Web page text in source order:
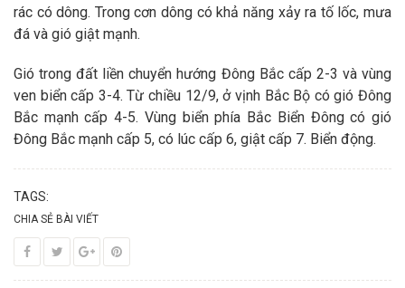
rác có dông. Trong cơn dông có khả năng xảy ra tố lốc, mưa
đá và gió giật mạnh.
Gió trong đất liền chuyển hướng Đông Bắc cấp 2-3 và vùng
ven biển cấp 3-4. Từ chiều 12/9, ở vịnh Bắc Bộ có gió Đông
Bắc mạnh cấp 4-5. Vùng biển phía Bắc Biển Đông có gió
Đông Bắc mạnh cấp 5, có lúc cấp 6, giật cấp 7. Biển động.
TAGS:
CHIA SẺ BÀI VIẾT